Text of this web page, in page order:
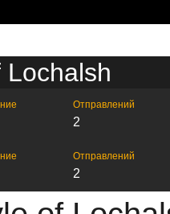
Отправлений
2
Отправлений
2